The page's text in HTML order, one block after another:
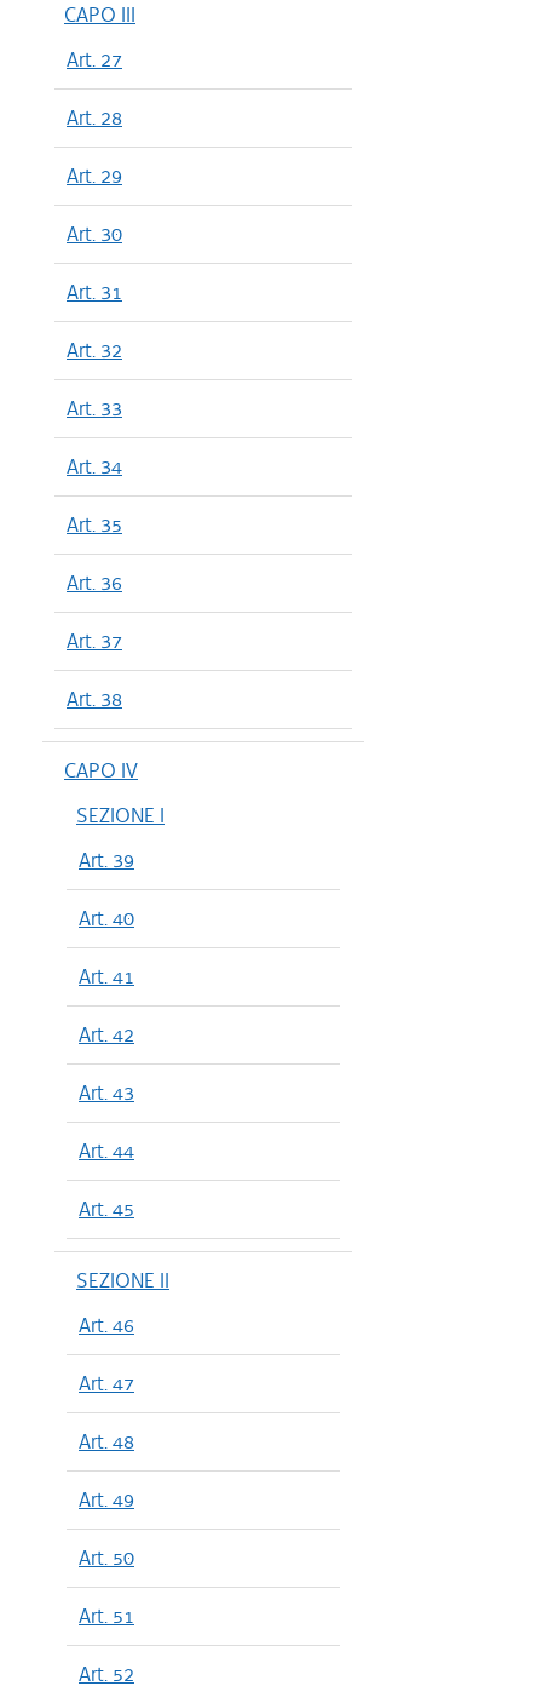
CAPO III
Art. 27
Art. 28
Art. 29
Art. 30
Art. 31
Art. 32
Art. 33
Art. 34
Art. 35
Art. 36
Art. 37
Art. 38
CAPO IV
SEZIONE I
Art. 39
Art. 40
Art. 41
Art. 42
Art. 43
Art. 44
Art. 45
SEZIONE II
Art. 46
Art. 47
Art. 48
Art. 49
Art. 50
Art. 51
Art. 52